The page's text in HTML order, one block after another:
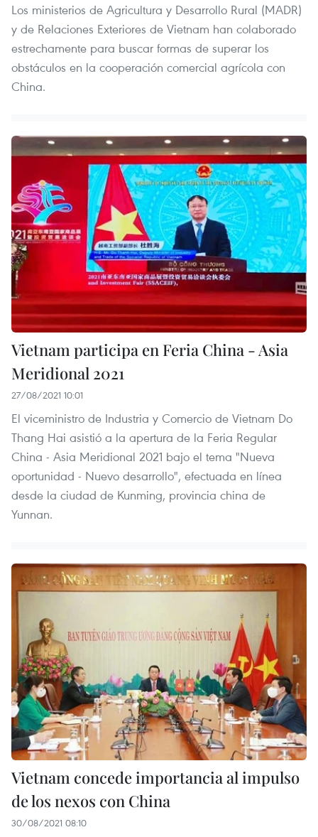
Los ministerios de Agricultura y Desarrollo Rural (MADR)
y de Relaciones Exteriores de Vietnam han colaborado
estrechamente para buscar formas de superar los
obstáculos en la cooperación comercial agrícola con
China.
Vietnam participa en Feria China - Asia
Meridional 2021
27/08/2021 10:01
El viceministro de Industria y Comercio de Vietnam Do
Thang Hai asistió a la apertura de la Feria Regular
China - Asia Meridional 2021 bajo el tema "Nueva
oportunidad - Nuevo desarrollo", efectuada en línea
desde la ciudad de Kunming, provincia china de
Yunnan.
Vietnam concede importancia al impulso
de los nexos con China
30/08/2021 08:10